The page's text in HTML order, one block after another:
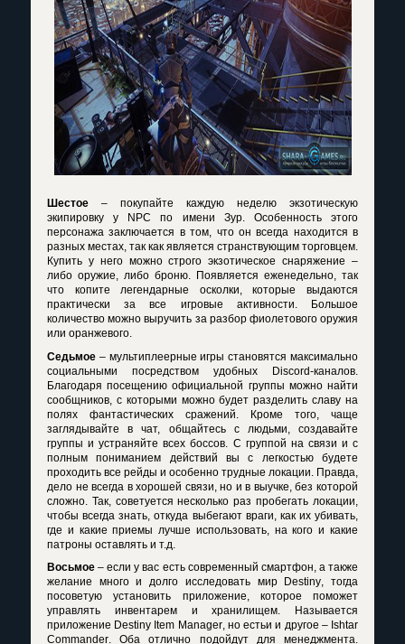
Шестое – покупайте каждую неделю экзотическую
экипировку у
NPC
по имени Зур. Особенность этого
персонажа заключается в том, что он всегда находится в
разных местах, так как является странствующим торговцем.
Купить у него можно строго экзотическое снаряжение –
либо оружие, либо броню. Появляется еженедельно, так
что копите легендарные осколки, которые выдаются
практически за все игровые активности. Большое
количество можно выручить за разбор фиолетового оружия
или оранжевого.
Седьмое – мультиплеерные игры становятся максимально
социальными посредством удобных Discord-каналов.
Благодаря посещению официальной группы можно найти
сообщников, с которыми можно будет разделить славу на
полях фантастических сражений. Кроме того, чаще
заглядывайте в чат, общайтесь с людьми, создавайте
группы и устраняйте всех боссов. С группой на связи и с
полным пониманием действий вы с легкостью будете
проходить все рейды и особенно трудные локации. Правда,
дело не всегда в хорошей связи, но и в выучке, без которой
сложно. Так, советуется несколько раз пробегать локации,
чтобы всегда знать, откуда выбегают враги, как их убивать,
где и какие приемы лучше использовать, на кого и какие
патроны оставлять и т.д.
Восьмое – если у вас есть современный смартфон, а также
желание много и долго исследовать мир
Destiny, тогда
посоветую установить приложение, которое поможет
управлять инвентарем и хранилищем. Называется
приложение Destiny Item Manager, но естьи и другое – Ishtar
Commander. Оба отлично подойдут для менеджмента.